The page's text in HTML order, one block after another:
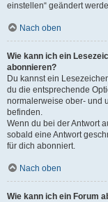
einstellen“ geändert
Nach oben
Wie kann ich ein
abonnieren?
Du kannst ein
du die entsprechende
normalerweise ober- und
befinden.
Wenn du bei der Antwort
sobald eine Antwort
für dich abonniert.
Nach oben
Wie kann ich ein Forum